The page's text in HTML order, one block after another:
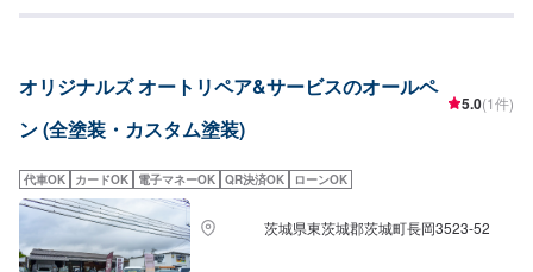
士、車体整備士が多数在籍しております。お車の修理・整備の際も安心して
オリジナルズ オートリペア&サービスのオールペ
ン (全塗装・カスタム塗装)
5.0(1件)
代車OK カードOK 電子マネーOK QR決済OK ローンOK
茨城県東茨城郡茨城町長岡3523-52